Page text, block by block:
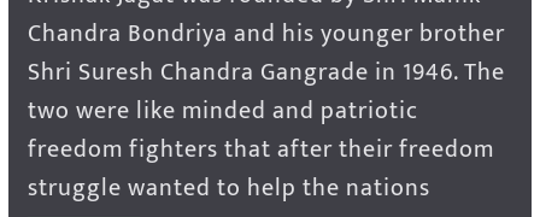
Chandra Bondriya and his younger brother
Shri Suresh Chandra Gangrade in 1946. The
two were like minded and patriotic
freedom fighters that after their freedom
struggle wanted to help the nations